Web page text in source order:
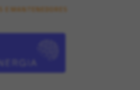
E MANTENEDORES